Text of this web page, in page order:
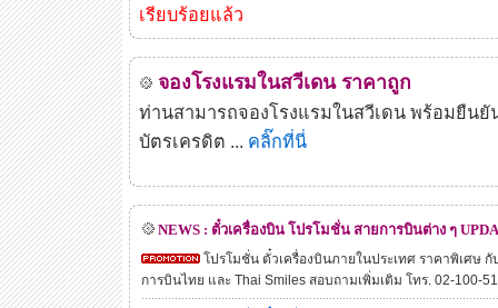
เรียบร้อยแล้ว
จองโรงแรมในสวีเดน ราคาถูก
ท่านสามารถจองโรงแรมในสวีเดน พร้อมยืนยั
บัตรเครดิต ... คลิ๊กที่นี่
NEWS : ตั๋วเครื่องบิน โปรโมชั่น สายการบินต่าง ๆ
โปรโมชั่น ตั๋วเครื่องบินภายในประเทศ ราคาพิเศษ กั
การบินไทย และ Thai Smiles สอบถามเพิ่มเติม โทร. 02-100-